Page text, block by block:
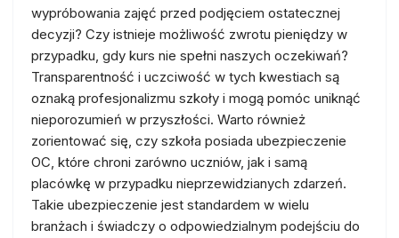
wypróbowania zajęć przed podjęciem ostatecznej
decyzji? Czy istnieje możliwość zwrotu pieniędzy w
przypadku, gdy kurs nie spełni naszych oczekiwań?
Transparentność i uczciwość w tych kwestiach są
oznaką profesjonalizmu szkoły i mogą pomóc uniknąć
nieporozumień w przyszłości. Warto również
zorientować się, czy szkoła posiada ubezpieczenie
OC, które chroni zarówno uczniów, jak i samą
placówkę w przypadku nieprzewidzianych zdarzeń.
Takie ubezpieczenie jest standardem w wielu
branżach i świadczy o odpowiedzialnym podejściu do